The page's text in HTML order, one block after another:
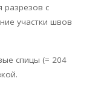
с
участки швов
спицы (= 204